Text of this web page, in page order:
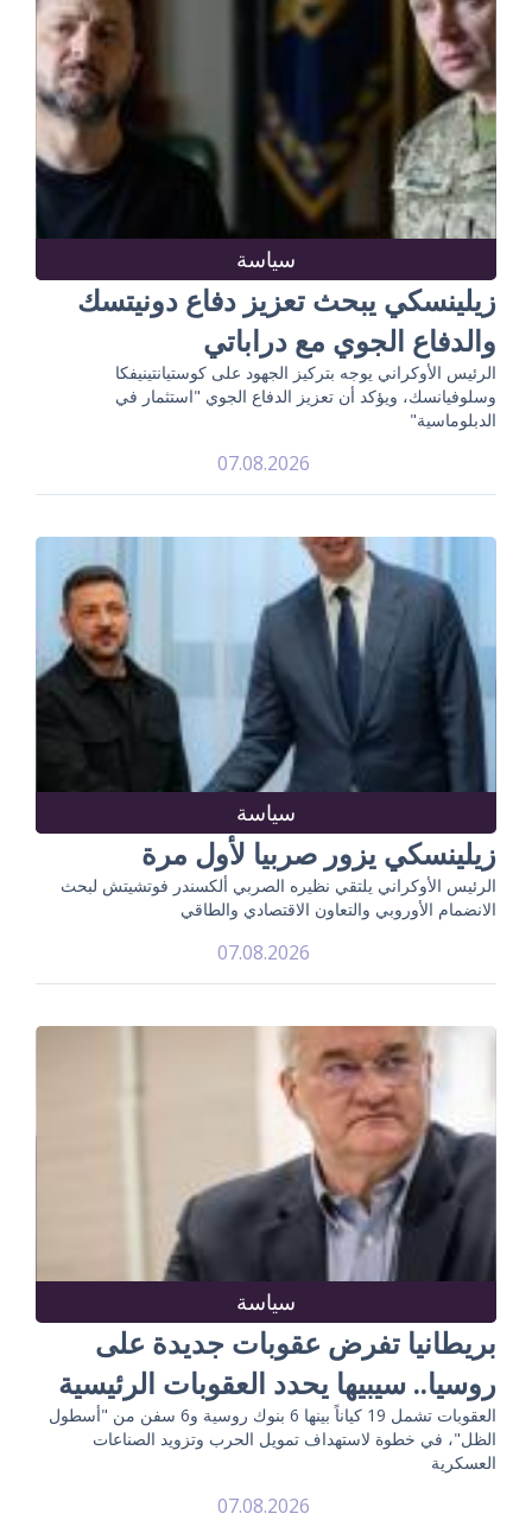
سياسة
زيلينسكي يبحث تعزيز دفاع دونيتسك
والدفاع الجوي مع دراباتي
الرئيس الأوكراني يوجه بتركيز الجهود على كوستيانتينيفكا
وسلوفيانسك، ويؤكد أن تعزيز الدفاع الجوي "استثمار في
الدبلوماسية"
07.08.2026
سياسة
زيلينسكي يزور صربيا لأول مرة
الرئيس الأوكراني يلتقي نظيره الصربي ألكسندر فوتشيتش لبحث
الانضمام الأوروبي والتعاون الاقتصادي والطاقي
07.08.2026
سياسة
بريطانيا تفرض عقوبات جديدة على
روسيا.. سيبيها يحدد العقوبات الرئيسية
العقوبات تشمل 19 كياناً بينها 6 بنوك روسية و6 سفن من "أسطول
الظل"، في خطوة لاستهداف تمويل الحرب وتزويد الصناعات
العسكرية
07.08.2026